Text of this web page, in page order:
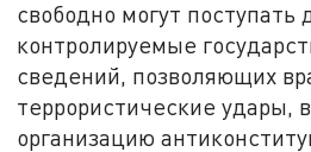
свободно могут поступать
контролируемые
сведений, позволяющих
террористические удары,
организацию